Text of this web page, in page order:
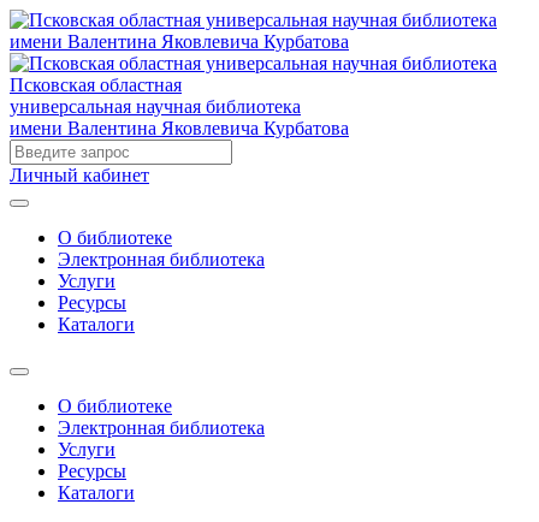
Псковская областная
универсальная научная библиотека
имени Валентина Яковлевича Курбатова
Личный кабинет
О библиотеке
Электронная библиотека
Услуги
Ресурсы
Каталоги
О библиотеке
Электронная библиотека
Услуги
Ресурсы
Каталоги